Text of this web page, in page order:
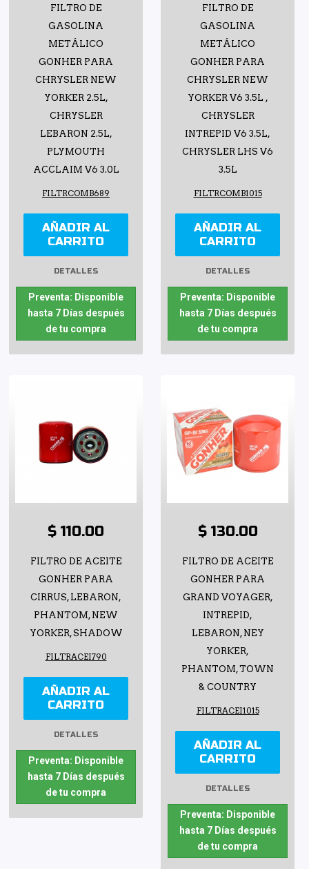
FILTRO DE
GASOLINA
METÁLICO
GONHER PARA
CHRYSLER NEW
YORKER 2.5L,
CHRYSLER
LEBARON 2.5L,
PLYMOUTH
ACCLAIM V6 3.0L
FILTRCOMB689
AÑADIR AL
CARRITO
DETALLES
Preventa: Disponible
hasta 7 Días después
de tu compra
FILTRO DE
GASOLINA
METÁLICO
GONHER PARA
CHRYSLER NEW
YORKER V6 3.5L ,
CHRYSLER
INTREPID V6 3.5L,
CHRYSLER LHS V6
3.5L
FILTRCOMB1015
AÑADIR AL
CARRITO
DETALLES
Preventa: Disponible
hasta 7 Días después
de tu compra
$ 110.00
FILTRO DE ACEITE
GONHER PARA
CIRRUS, LEBARON,
PHANTOM, NEW
YORKER, SHADOW
FILTRACEI790
AÑADIR AL
CARRITO
DETALLES
Preventa: Disponible
hasta 7 Días después
de tu compra
$ 130.00
FILTRO DE ACEITE
GONHER PARA
GRAND VOYAGER,
INTREPID,
LEBARON, NEY
YORKER,
PHANTOM, TOWN
& COUNTRY
FILTRACEI1015
AÑADIR AL
CARRITO
DETALLES
Preventa: Disponible
hasta 7 Días después
de tu compra